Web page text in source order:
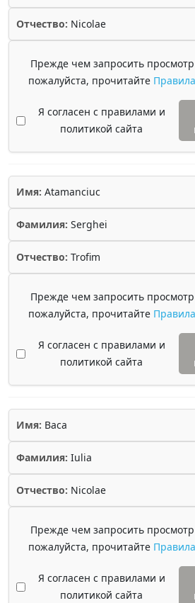
Отчество: Nicolae
Прежде чем запросить
пожалуйста, прочитайте
Я согласен с правилами и
политикой сайта
Имя: Atamanciuc
Фамилия: Serghei
Отчество: Trofim
Прежде чем запросить
пожалуйста, прочитайте
Я согласен с правилами и
политикой сайта
Имя: Baca
Фамилия: Iulia
Отчество: Nicolae
Прежде чем запросить
пожалуйста, прочитайте
Я согласен с правилами и
политикой сайта